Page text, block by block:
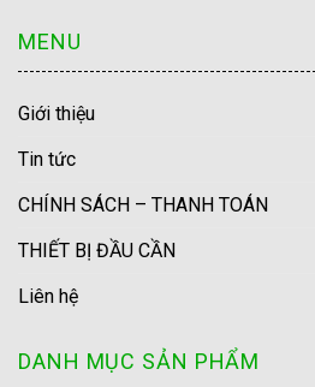
MENU
Giới thiệu
Tin tức
CHÍNH SÁCH – THANH TOÁN
THIẾT BỊ ĐẦU CẦN
Liên hệ
DANH MỤC SẢN PHẨM